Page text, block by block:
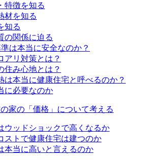
特徴を知る
材を知る
知る
の関係に迫る
本当に安全なのか？
アリ対策とは？
住み心地とは？
は本当に健康住宅と呼べるのか？
に必要なのか
家の「価格」について考える
ウッドショックで高くなるか
ストで健康住宅は建つのか
本当に高いと言えるのか